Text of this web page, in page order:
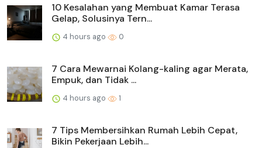
10 Kesalahan yang Membuat Kamar Terasa
Gelap, Solusinya Tern...
4 hours ago 0
7 Cara Mewarnai Kolang-kaling agar Merata,
Empuk, dan Tidak ...
4 hours ago 1
7 Tips Membersihkan Rumah Lebih Cepat,
Bikin Pekerjaan Lebih...